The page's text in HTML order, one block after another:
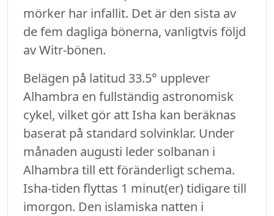
mörker har infallit. Det är den sista av
de fem dagliga bönerna, vanligtvis följd
av Witr-bönen.
Belägen på latitud 33.5° upplever
Alhambra en fullständig astronomisk
cykel, vilket gör att Isha kan beräknas
baserat på standard solvinklar. Under
månaden augusti leder solbanan i
Alhambra till ett föränderligt schema.
Isha-tiden flyttas 1 minut(er) tidigare till
imorgon. Den islamiska natten i